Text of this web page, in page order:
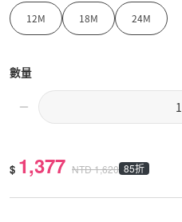
12M 18M 24M
數量
$ 1,377 NTD1,620 85折